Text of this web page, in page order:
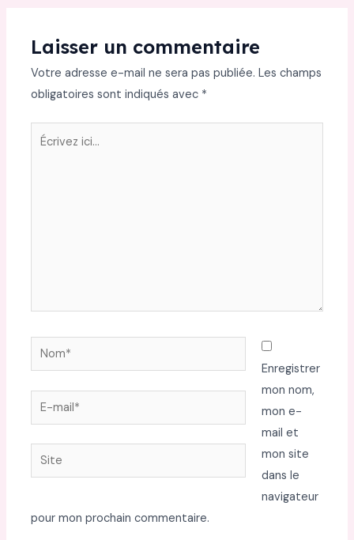
Laisser un commentaire
Votre adresse e-mail ne sera pas publiée. Les champs
obligatoires sont indiqués avec *
Écrivez
Nom*
E-
mail*
Site
Enregistrer
mon nom,
mon e-
mail et
mon site
dans le
navigateur
pour mon prochain commentaire.